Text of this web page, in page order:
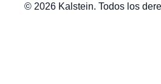
© 2026 Kalstein. Todos los